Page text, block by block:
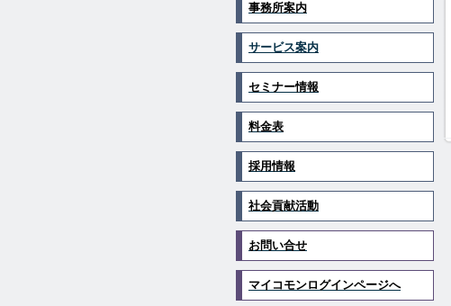
事務所案内
サービス案内
セミナー情報
料金表
採用情報
社会貢献活動
お問い合せ
マイコモンログインページへ